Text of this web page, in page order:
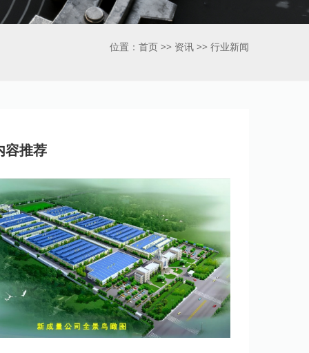
位置： 首页 >> 资讯 >> 行业新闻
容推荐